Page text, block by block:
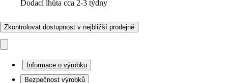
Dodací lhůta cca 2-3 týdny
Zkontrolovat dostupnost v nejbližší prodejně
Informace o výrobku
Bezpečnost výrobků